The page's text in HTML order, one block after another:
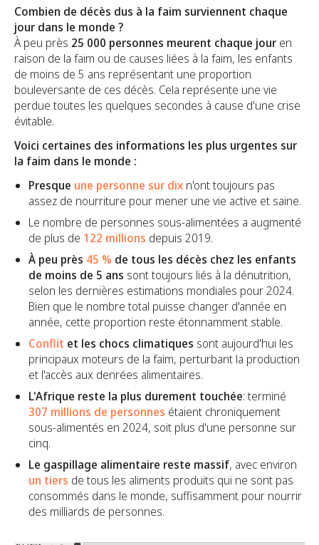
Combien de décès dus à la faim surviennent chaque
jour dans le monde ?
À peu près 25 000 personnes meurent chaque jour en
raison de la faim ou de causes liées à la faim, les enfants
de moins de 5 ans représentant une proportion
bouleversante de ces décès. Cela représente une vie
perdue toutes les quelques secondes à cause d'une crise
évitable.
Voici certaines des informations les plus urgentes sur
la faim dans le monde :
Presque une personne sur dix n'ont toujours pas
assez de nourriture pour mener une vie active et saine.
Le nombre de personnes sous-alimentées a augmenté
de plus de 122 millions depuis 2019.
À peu près 45 % de tous les décès chez les enfants
de moins de 5 ans sont toujours liés à la dénutrition,
selon les dernières estimations mondiales pour 2024.
Bien que le nombre total puisse changer d'année en
année, cette proportion reste étonnamment stable.
Conflit et les chocs climatiques sont aujourd'hui les
principaux moteurs de la faim, perturbant la production
et l'accès aux denrées alimentaires.
L'Afrique reste la plus durement touchée: terminé
307 millions de personnes étaient chroniquement
sous-alimentés en 2024, soit plus d'une personne sur
cinq.
Le gaspillage alimentaire reste massif, avec environ
un tiers de tous les aliments produits qui ne sont pas
consommés dans le monde, suffisamment pour nourrir
des milliards de personnes.